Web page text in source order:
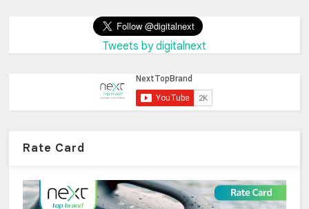
Tweets by digitalnext
Rate Card